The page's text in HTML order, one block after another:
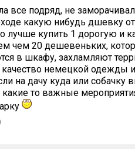
все подряд, не
какую нибудь дшевку
лучше купить 1 дорогую и
чем 20 дешевеньких,
в шкафу, захламляют
качество немецкой одежды
на дачу куда или
какие то важные